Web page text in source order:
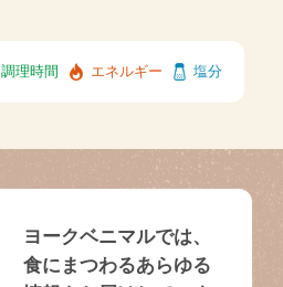
調理時間 エネルギー 塩分
ヨークベニマルでは、
食にまつわるあらゆる